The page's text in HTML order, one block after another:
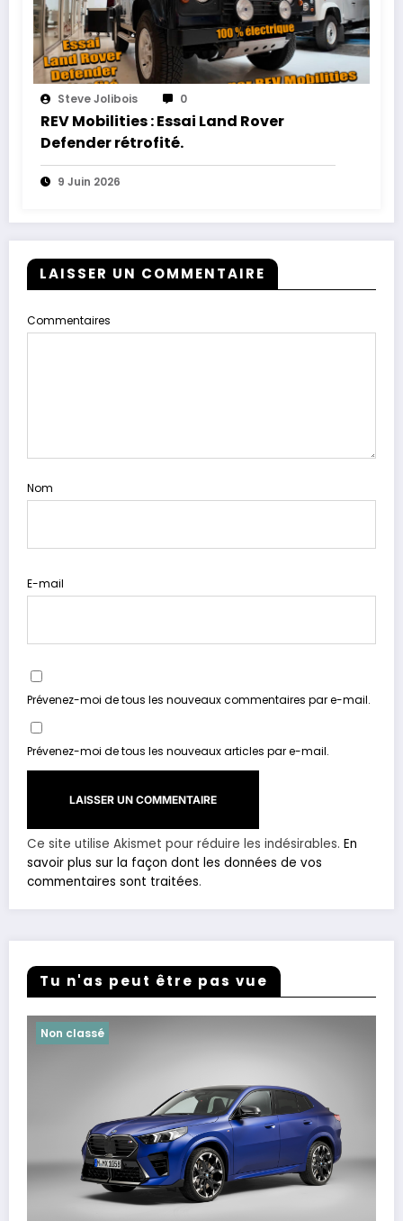
Steve Jolibois 0
REV Mobilities : Essai Land Rover
Defender rétrofité.
9 Juin 2026
LAISSER UN COMMENTAIRE
Commentaires
Nom
E-mail
Prévenez-moi de tous les nouveaux commentaires par e-mail.
Prévenez-moi de tous les nouveaux articles par e-mail.
Ce site utilise Akismet pour réduire les indésirables. En
savoir plus sur la façon dont les données de vos
commentaires sont traitées.
Tu n'as peut être pas vue
Non classé